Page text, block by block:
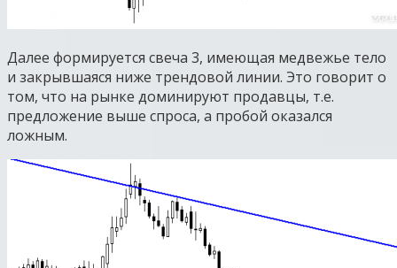
Далее формируется свеча 3, имеющая медвежье тело
и закрывшаяся ниже трендовой линии. Это говорит о
том, что на рынке доминируют продавцы, т.е.
предложение выше спроса, а пробой оказался
ложным.